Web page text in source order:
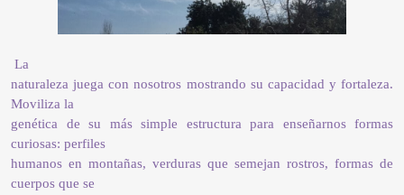
La
naturaleza juega con nosotros mostrando su capacidad y fortaleza.
Moviliza la
genética de su más simple estructura para enseñarnos formas
curiosas: perfiles
humanos en montañas, verduras que semejan rostros, formas de
cuerpos que se